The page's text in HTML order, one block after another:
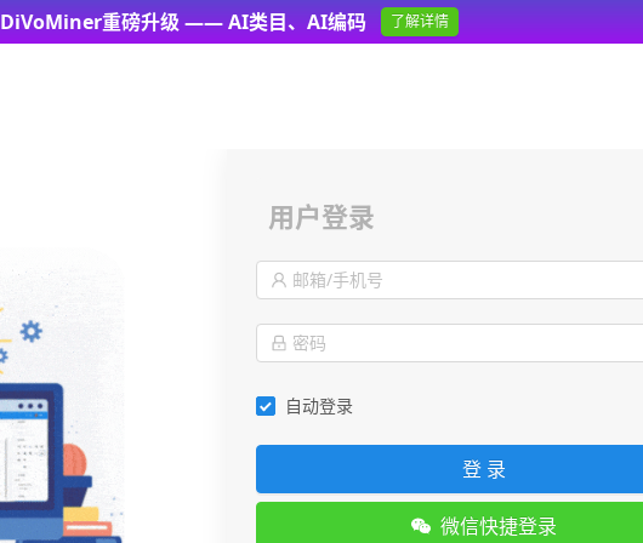
DiVoMiner重磅升级 —— AI类目、AI编码 了解详情
用户登录
自动登录
登 录
微信快捷登录